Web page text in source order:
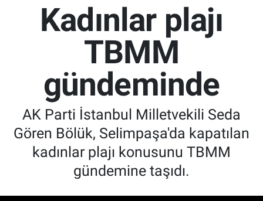
Kadınlar plajı
TBMM
gündeminde
AK Parti İstanbul Milletvekili Seda
Gören Bölük, Selimpaşa'da kapatılan
kadınlar plajı konusunu TBMM
gündemine taşıdı.
Gizli Gündem
Polemik
İstanbul Namaz Vakitleri
İstanbul Trafik Yoğunluk Haritası
Süper Lig Puan Durumu ve Fikstür
Tüm Manşetler
Son Dakika Haberleri
Haber Arşivi